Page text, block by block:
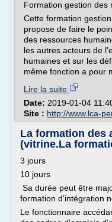
Formation gestion des
Cette formation
propose de faire le
des ressources
les autres acteurs de
humaines et sur les
même fonction a pour
Lire la suite
Date: 2019-01-04
Site : http://www.lca-
La formation des
(vitrine.La
3 jours
10 jours
Sa durée peut être
formation d'intégration
Le fonctionnaire